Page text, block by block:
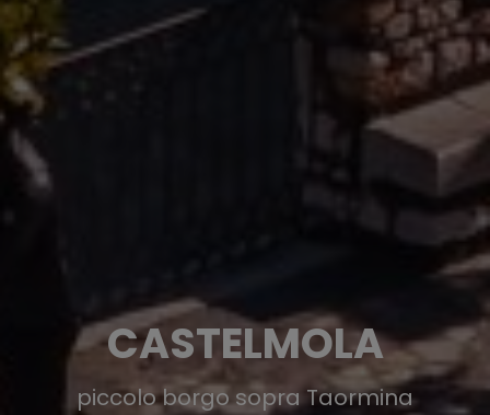
CASTELMOLA
piccolo borgo sopra Taormina